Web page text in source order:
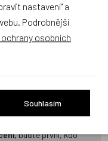
první, kdo se zeptá!
buďte první, kdo
nastavení" a
Podrobnější
osobních
Souhlasím